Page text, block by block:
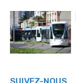
SUIVEZ-NOUS